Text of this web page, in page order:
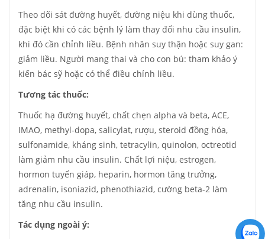
Theo dõi sát đường huyết, đường niệu khi dùng thuốc,
đặc biệt khi có các bệnh lý làm thay đổi nhu cầu insulin,
khi đó cần chỉnh liều. Bệnh nhân suy thận hoặc suy gan:
giảm liều. Người mang thai và cho con bú: tham khảo ý
kiến bác sỹ hoặc có thể điều chỉnh liều.
Tương tác thuốc:
Thuốc hạ đường huyết, chất chẹn alpha và beta, ACE,
IMAO, methyl-dopa, salicylat, rượu, steroid đồng hóa,
sulfonamide, kháng sinh, tetracylin, quinolon, octreotid
làm giảm nhu cầu insulin. Chất lợi niệu, estrogen,
hormon tuyến giáp, heparin, hormon tăng trưởng,
adrenalin, isoniazid, phenothiazid, cường beta-2 làm
tăng nhu cầu insulin.
Tác dụng ngoài ý: